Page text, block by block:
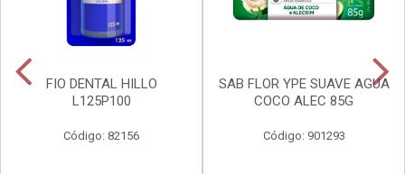
FIO DENTAL HILLO
L125P100
Código: 82156
SAB FLOR YPE SUAVE AGUA
COCO ALEC 85G
Código: 901293